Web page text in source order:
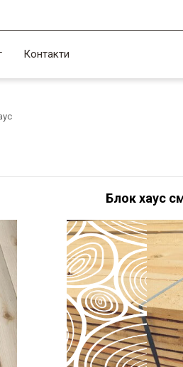
Контакти
Блок хаус